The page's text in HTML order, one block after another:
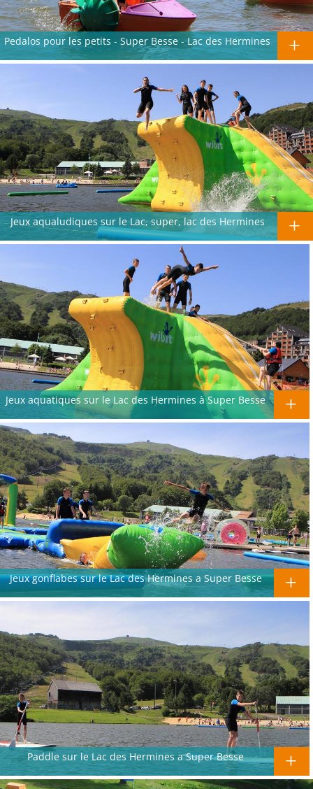
Pedalos pour les petits - Super Besse - Lac des Hermines
Jeux aqualudiques sur le Lac, super, lac des Hermines
Jeux aquatiques sur le Lac des Hermines à Super Besse
Jeux gonflabes sur le Lac des Hermines a Super Besse
Paddle sur le Lac des Hermines a Super Besse